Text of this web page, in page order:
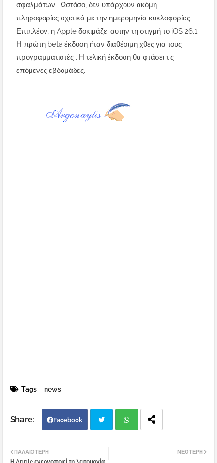
σφαλμάτων . Ωστόσο, δεν υπάρχουν ακόμη
πληροφορίες σχετικά με την ημερομηνία κυκλοφορίας.
Επιπλέον, η Apple δοκιμάζει αυτήν τη στιγμή το iOS 26.1.
Η πρώτη beta έκδοση ήταν διαθέσιμη χθες για τους
προγραμματιστές . Η τελική έκδοση θα φτάσει τις
επόμενες εβδομάδες.
Tags news
Facebook
ΝΕΌΤΕΡΗ
ΠΑΛΑΙΌΤΕΡΗ
Η Apple ενεργοποιεί τη λειτουργία